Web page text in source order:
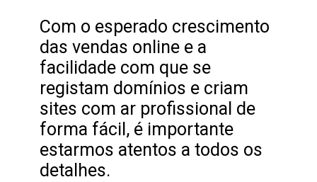
Com o esperado crescimento
das vendas online e a
facilidade com que se
registam domínios e criam
sites com ar profissional de
forma fácil, é importante
estarmos atentos a todos os
detalhes.